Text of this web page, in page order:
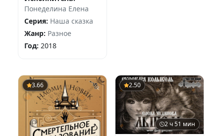
Понеделина Елена
Серия: Наша сказка
Жанр: Разное
Год: 2018
3.66 2.50
2 ч 51 мин